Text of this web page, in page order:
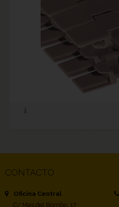
CONTACTO
Oficina Central
C/ Mas del Bombo, 17